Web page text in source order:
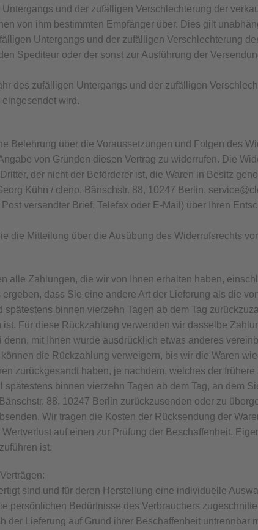
und der zufälligen Verschlechterung der
von ihm bestimmten Empfänger über. Dies gilt
Untergangs und der zufälligen Verschlechterung
Spediteur oder der sonst zur Ausführung der
des zufälligen Untergangs und der zufälligen
wird.
Belehrung über die Voraussetzungen und Folgen des
von Gründen diesen Vertrag zu widerrufen. Die
der nicht der Beförderer ist, die Waren in Besitz
Kühn / cleno, Bänschstr. 88, 10247 Berlin,
versandter Brief, Telefax oder E-Mail) über Ihren
die Mitteilung über die Ausübung des Widerrufsrechts
alle Zahlungen, die wir von Ihnen erhalten haben,
dass Sie eine andere Art der Lieferung als die
binnen vierzehn Tagen ab dem Tag
ist. Für diese Rückzahlung verwenden wir dasselbe
mit Ihnen wurde ausdrücklich etwas anderes
die Rückzahlung verweigern, bis wir die Waren
zurückgesandt haben, je nachdem, welches der frühere
binnen vierzehn Tagen ab dem Tag, an dem
88, 10247 Berlin zurückzusenden oder zu
Wir tragen die Kosten der Rücksendung der
auf einen zur Prüfung der Beschaffenheit,
ist.
sind und für deren Herstellung eine individuelle
persönlichen Bedürfnisse des Verbrauchers
der Lieferung auf Grund ihrer Beschaffenheit untrennbar